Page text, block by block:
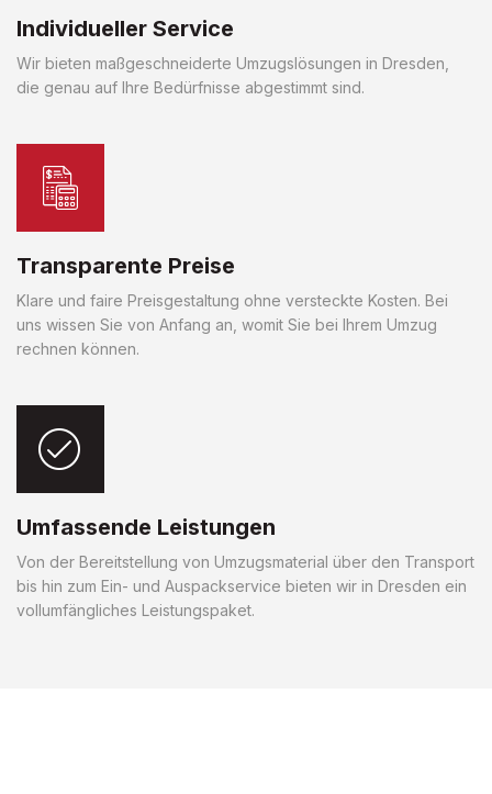
Individueller Service
Wir bieten maßgeschneiderte Umzugslösungen in Dresden,
die genau auf Ihre Bedürfnisse abgestimmt sind.
Transparente Preise
Klare und faire Preisgestaltung ohne versteckte Kosten. Bei
uns wissen Sie von Anfang an, womit Sie bei Ihrem Umzug
rechnen können.
Umfassende Leistungen
Von der Bereitstellung von Umzugsmaterial über den Transport
bis hin zum Ein- und Auspackservice bieten wir in Dresden ein
vollumfängliches Leistungspaket.